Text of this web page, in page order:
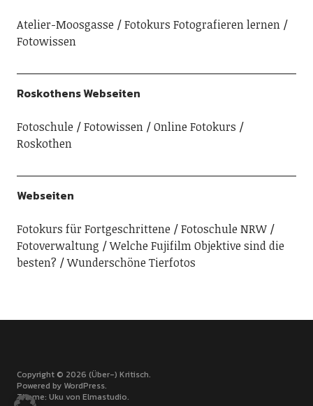
Atelier-Moosgasse
Fotokurs Fotografieren lernen
Fotowissen
Roskothens Webseiten
Fotoschule Fotowissen
Online Fotokurs
Roskothen
Webseiten
Fotokurs für Fortgeschrittene
Fotoschule NRW
Fotoverwaltung
Welche Fujifilm Objektive sind die
besten?
Wunderschöne Tierfotos
Copyright © 2026 (Über-) Kritisch
Powered by WordPress
Theme: Uku von Elmastudio